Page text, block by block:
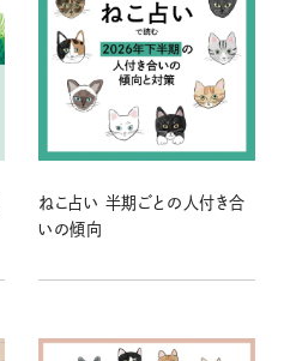
ねこ占い 半期ごとの人付き合
いの傾向